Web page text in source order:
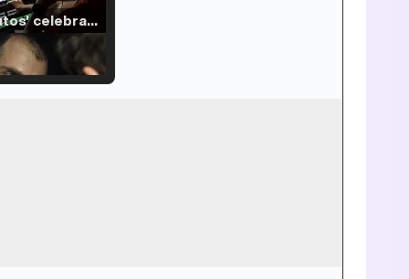
'120 Minutos' celebra sus 2.000 programas en Telemadrid con un vídeo del día a día en la redacción